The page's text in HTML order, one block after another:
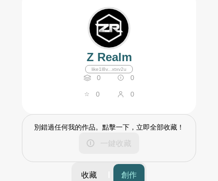
Z Realm
like1l8v...xtxv2u
0 0
0 0
別錯過任何我的作品。點擊一下，立即全部收藏！
一鍵收藏
收藏 創作